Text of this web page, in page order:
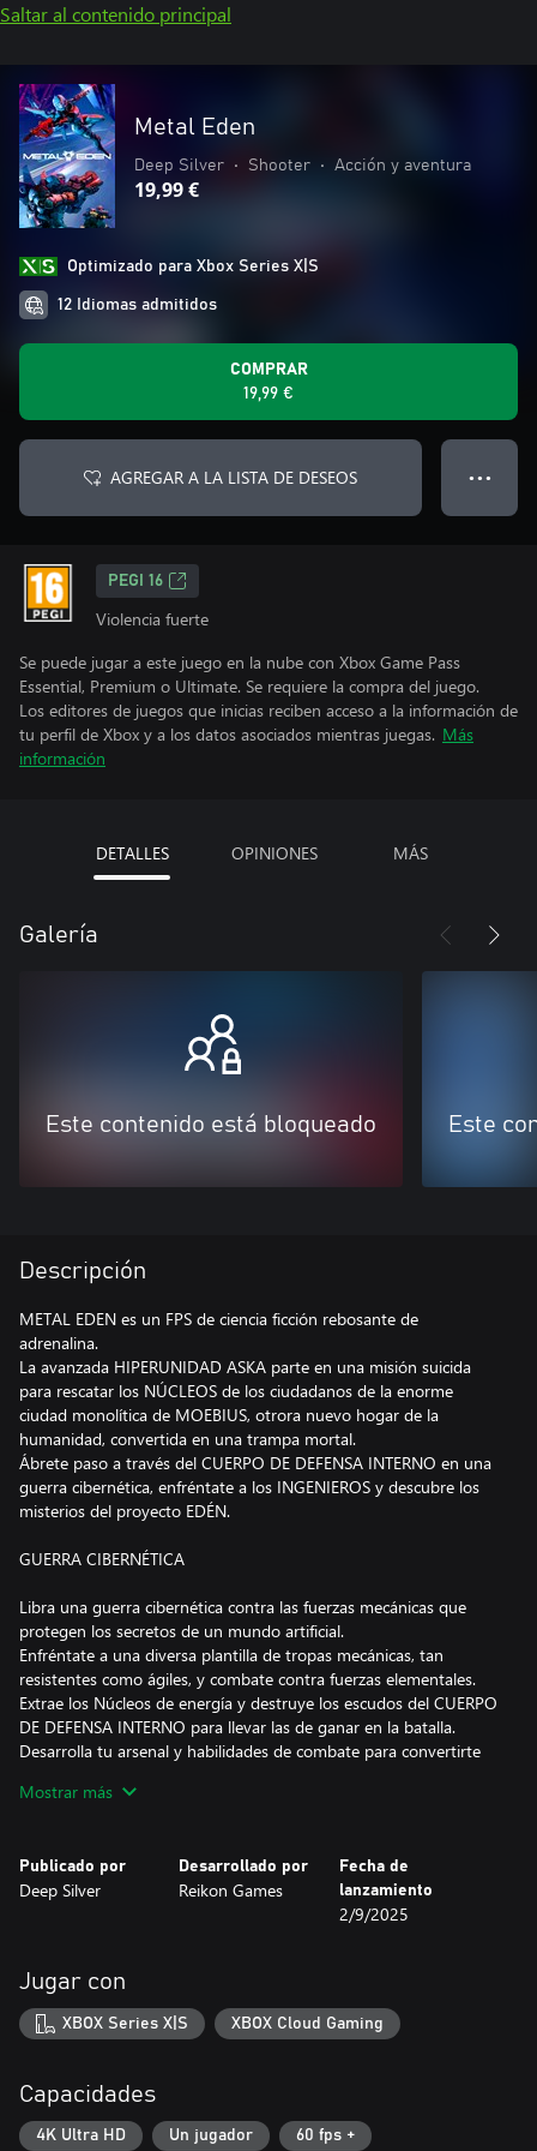
Saltar al contenido principal
Metal Eden
Deep Silver • Shooter • Acción y aventura
19,99 €
Optimizado para Xbox Series X|S
12 Idiomas admitidos
COMPRAR
19,99 €
AGREGAR A LA LISTA DE DESEOS ● ● ●
PEGI 16
Violencia fuerte
Se puede jugar a este juego en la nube con Xbox Game Pass
Essential, Premium o Ultimate. Se requiere la compra del juego.
Los editores de juegos que inicias reciben acceso a la información de
tu perfil de Xbox y a los datos asociados mientras juegas. Más
información
DETALLES OPINIONES MÁS
Galería
Este contenido está bloqueado Este
Descripción
METAL EDEN es un FPS de ciencia ficción rebosante de
adrenalina.
La avanzada HIPERUNIDAD ASKA parte en una misión suicida
para rescatar los NÚCLEOS de los ciudadanos de la enorme
ciudad monolítica de MOEBIUS, otrora nuevo hogar de la
humanidad, convertida en una trampa mortal.
Ábrete paso a través del CUERPO DE DEFENSA INTERNO en una
guerra cibernética, enfréntate a los INGENIEROS y descubre los
misterios del proyecto EDÉN.
GUERRA CIBERNÉTICA
Libra una guerra cibernética contra las fuerzas mecánicas que
protegen los secretos de un mundo artificial.
Enfréntate a una diversa plantilla de tropas mecánicas, tan
resistentes como ágiles, y combate contra fuerzas elementales.
Extrae los Núcleos de energía y destruye los escudos del CUERPO
DE DEFENSA INTERNO para llevar las de ganar en la batalla.
Desarrolla tu arsenal y habilidades de combate para convertirte
Eres una HIPERUNIDAD, es decir, un androide de batalla
avanzado construido para la defensa. Tu especialidad son las
misiones de reconocimiento, que puedes llevar a cabo gracias a
para enfrentarte al CUERPO DE DEFENSA INTERNO mediante
habilidades propias del parkour. Domina tu agilidad superior y tu
potencial de combate acrobático en encuentros que te acelerarán
el pulso. Transfórmate en una ESFERA DE DEMOLICIÓN
enemigos mecánicos. Controla el aire y domina la batalla con tus
ganchos gravitatorios y tu propulsor.
Mostrar más
Publicado por
Deep Silver
Desarrollado por
Reikon Games
Fecha de
lanzamiento
2/9/2025
Jugar con
XBOX Series X|S XBOX Cloud Gaming
Capacidades
4K Ultra HD Un jugador 60 fps +